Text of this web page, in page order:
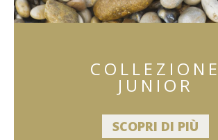
COLLEZIONE
JUNIOR
SCOPRI DI PIÙ